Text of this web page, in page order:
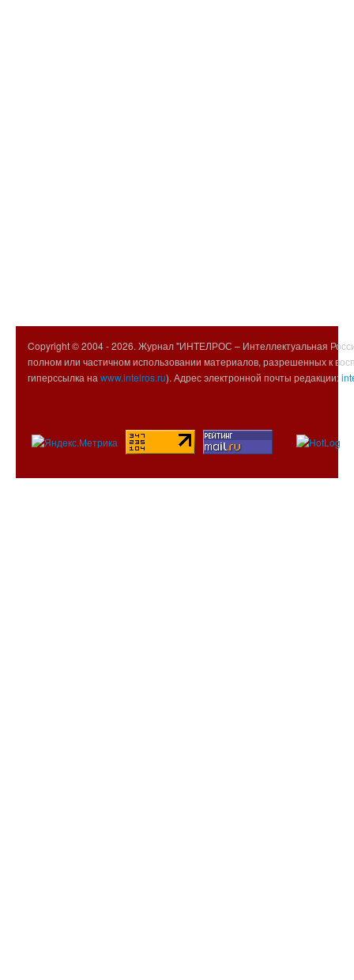
Copyright © 2004 -2026. Журнал "ИНТЕЛРОС – Интеллектуальная
полном или частичном использовании материалов, разрешенных к
гиперссылка на www.intelros.ru). Адрес электронной почты редакции: